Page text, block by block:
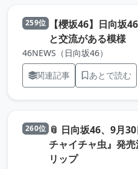
259位
【櫻坂46】日向坂
と交流がある模様（
46NEWS（日向坂46）
関連記事
あとで読む
260位 📎 日向坂46、9月
チャイチャ虫』発
リップ（元記事を新